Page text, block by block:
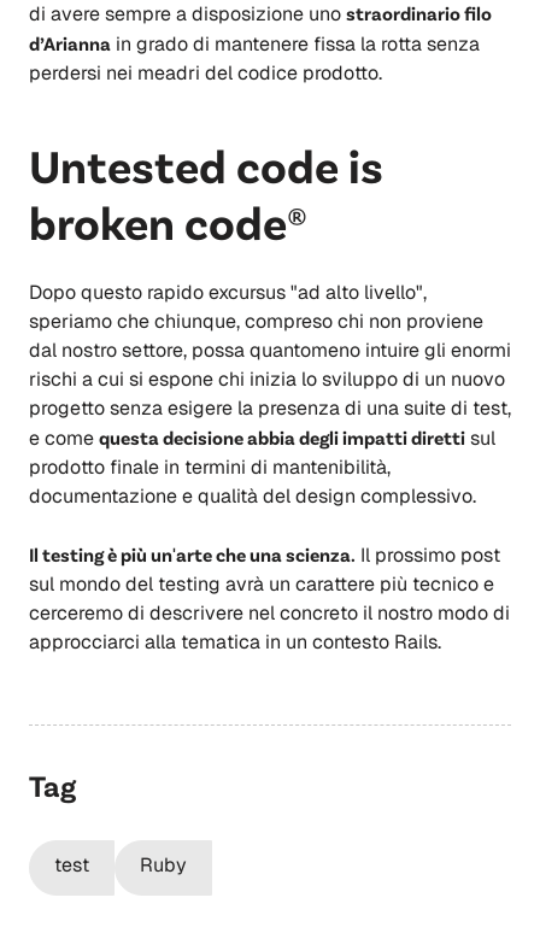
di avere sempre a disposizione uno straordinario filo
d’Arianna in grado di mantenere fissa la rotta senza
perdersi nei meadri del codice prodotto.
Untested code is
broken code®
Dopo questo rapido excursus "ad alto livello",
speriamo che chiunque, compreso chi non proviene
dal nostro settore, possa quantomeno intuire gli enormi
rischi a cui si espone chi inizia lo sviluppo di un nuovo
progetto senza esigere la presenza di una suite di test,
e come questa decisione abbia degli impatti diretti sul
prodotto finale in termini di mantenibilità,
documentazione e qualità del design complessivo.
Il testing è più un'arte che una scienza. Il prossimo post
sul mondo del testing avrà un carattere più tecnico e
cerceremo di descrivere nel concreto il nostro modo di
approcciarci alla tematica in un contesto Rails.
Tag
test Ruby